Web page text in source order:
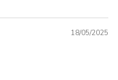
18/05/2025